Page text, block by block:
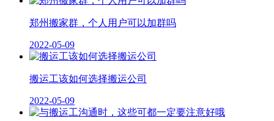
郑州搬家群，个人用户可以加群吗
2022-05-09
搬运工该如何选择搬运公司
2022-05-09